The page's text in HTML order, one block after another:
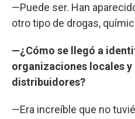
—Puede ser. Han
otro tipo de drogas,
—¿Cómo se llegó a
organizaciones locales y
distribuidores?
—Era increíble que no